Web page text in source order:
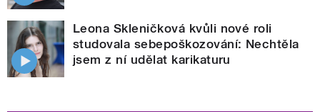
Leona Skleničková kvůli nové roli
studovala sebepoškozování: Nechtěla
jsem z ní udělat karikaturu